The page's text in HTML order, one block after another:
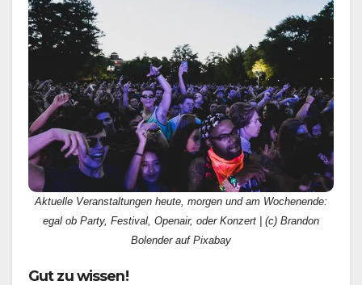
Aktuelle Veranstaltungen heute, morgen und am Wochenende:
egal ob Party, Festival, Openair, oder Konzert | (c) Brandon
Bolender auf Pixabay
Gut zu wissen!